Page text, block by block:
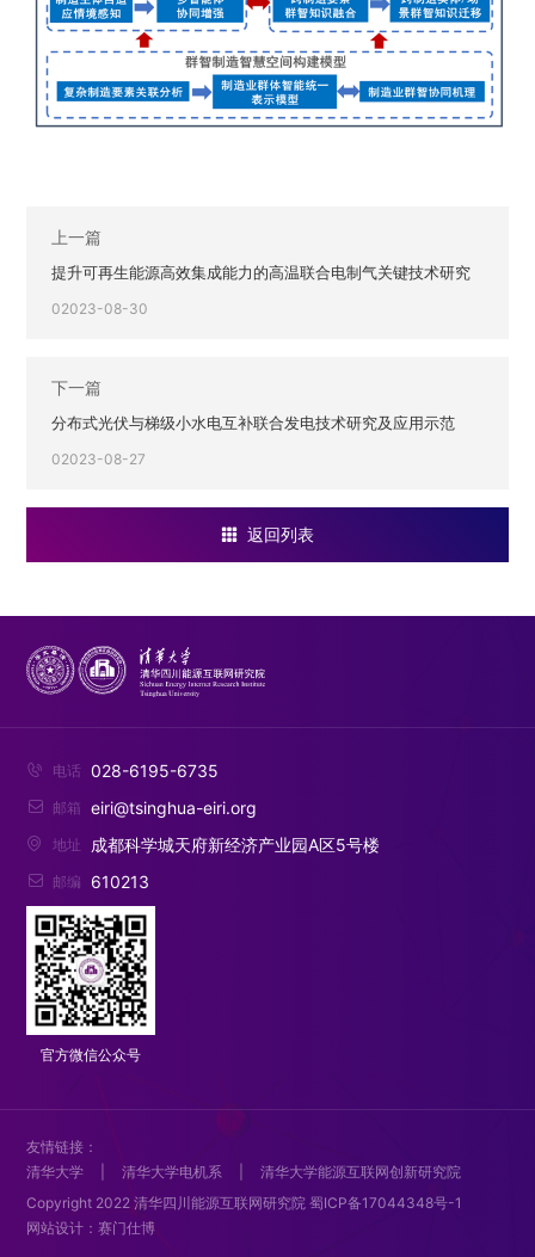
上一篇
提升可再生能源高效集成能力的高温联合电制气关键技术研究
02023-08-30
下一篇
分布式光伏与梯级小水电互补联合发电技术研究及应用示范
02023-08-27
 返回列表
 电话 028-6195-6735
 邮箱 eiri@tsinghua-eiri.org
 地址 成都科学城天府新经济产业园A区5号楼
 邮编 610213
官方微信公众号
友情链接：
清华大学
清华大学电机系
清华大学能源互联网创新研究院
Copyright 2022 清华四川能源互联网研究院蜀ICP备17044348号-1
网站设计：赛门仕博